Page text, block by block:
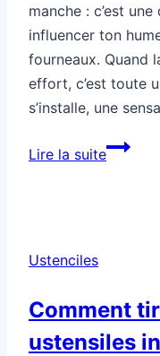
manche : c’est
influencer ton
fourneaux. Quand
effort, c’est toute
s’installe, une
Lire la suite
Ustenciles
Comment
ustensiles